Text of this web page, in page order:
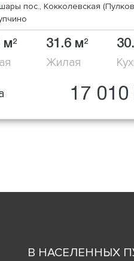
пос., Кокколевская
м2 31.6 м2
Жилая
17
В НАСЕЛЕННЫХ